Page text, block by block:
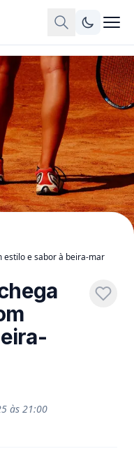
estilo e sabor à beira-mar
às 21:00